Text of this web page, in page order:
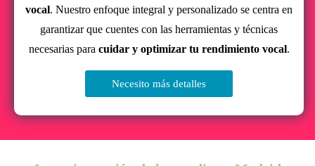
vocal. Nuestro enfoque integral y personalizado se centra en
garantizar que cuentes con las herramientas y técnicas
necesarias para cuidar y optimizar tu rendimiento vocal.
Necesito más detalles